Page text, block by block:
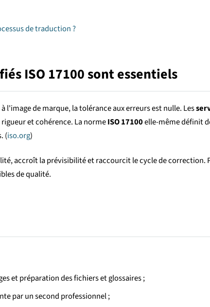
de traduction ?
ISO 17100 sont essentiels
de marque, la tolérance aux erreurs est nulle. Les
et cohérence. La normeISO 17100elle-même définit
(iso.org)
accroît la prévisibilité et raccourcit le cycle de
de qualité.
et préparation des fichiers et glossaires ;
par un second professionnel ;